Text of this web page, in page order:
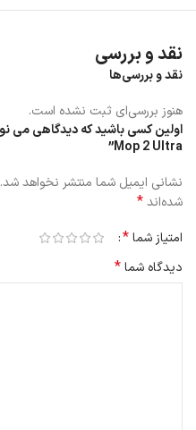
نقد و بررسی
نقد و بررسی‌ها
هنوز بررسی‌ای ثبت نشده است.
Mop 2 Ultra”
نشانی ایمیل شما منتشر نخواهد شد.
شده‌اند*
امتیاز شما*
دیدگاه شما*